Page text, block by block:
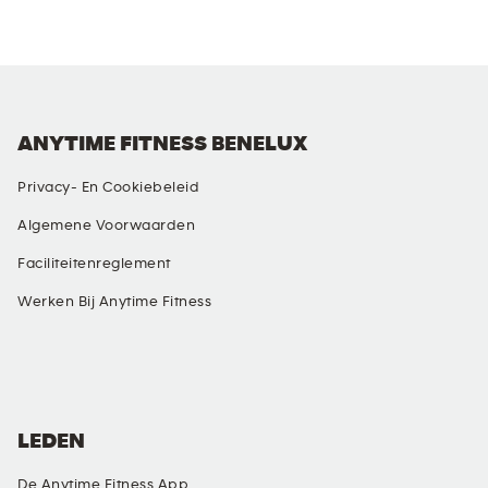
ANYTIME FITNESS BENELUX
Privacy- En Cookiebeleid
Algemene Voorwaarden
Faciliteitenreglement
Werken Bij Anytime Fitness
LEDEN
De Anytime Fitness App